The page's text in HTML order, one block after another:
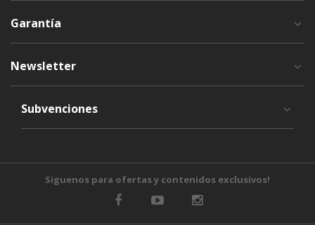
Garantía
Newsletter
Subvenciones
Siguenos para ofertas y contenidos exclusivos!